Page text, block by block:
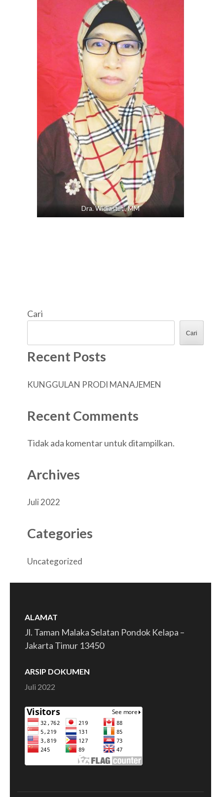
Dra. Widiastuti, MM
Cari
Cari
Recent Posts
KUNGGULAN PRODI MANAJEMEN
Recent Comments
Tidak ada komentar untuk ditampilkan.
Archives
Juli 2022
Categories
Uncategorized
ALAMAT
Jl. Taman Malaka Selatan Pondok Kelapa –
Jakarta Timur 13450
ARSIP DOKUMEN
Juli 2022